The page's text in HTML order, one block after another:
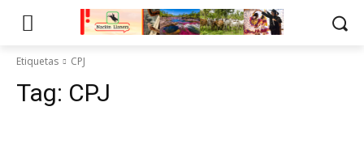
Etiquetas CPJ
Tag: CPJ